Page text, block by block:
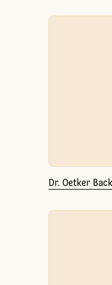
Dr. Oetker